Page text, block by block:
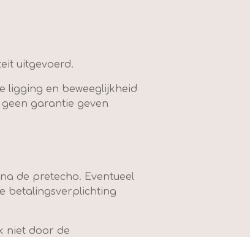
uitgevoerd.
ligging en beweeglijkheid
garantie geven
de pretecho. Eventueel
betalingsverplichting
niet door de